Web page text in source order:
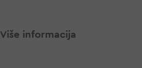
Više informacija